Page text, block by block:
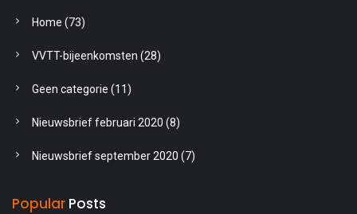
Home (73)
VVTT-bijeenkomsten (28)
Geen categorie (11)
Nieuwsbrief februari 2020 (8)
Nieuwsbrief september 2020 (7)
Popular Posts